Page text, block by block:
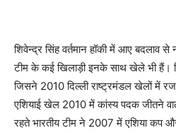
शिवेन्द्र सिंह वर्तमान हॉकी में आए बदलाव से
टीम के कई खिलाड़ी इनके साथ खेले भी हैं।
जिसने 2010 दिल्ली राष्ट्रमंडल खेलों में
एशियाई खेल 2010 में कांस्य पदक जीतने
रहते भारतीय टीम ने 2007 में एशिया कप